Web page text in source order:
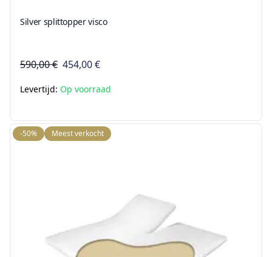
Silver splittopper visco
590,00 € 454,00 €
Levertijd: Op voorraad
-50% Meest verkocht